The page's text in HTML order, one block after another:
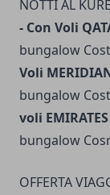
NOTTI AL
- Con Voli
bungalow
Voli
bungalow
voli EMIRATES
bungalow
OFFERTA